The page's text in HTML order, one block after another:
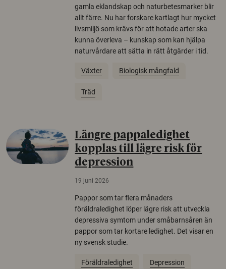
gamla eklandskap och naturbetesmarker blir
allt färre. Nu har forskare kartlagt hur mycket
livsmiljö som krävs för att hotade arter ska
kunna överleva – kunskap som kan hjälpa
naturvårdare att sätta in rätt åtgärder i tid.
Växter Biologisk mångfald
Träd
Längre pappaledighet
kopplas till lägre risk för
depression
19 juni 2026
Pappor som tar flera månaders
föräldraledighet löper lägre risk att utveckla
depressiva symtom under småbarnsåren än
pappor som tar kortare ledighet. Det visar en
ny svensk studie.
Föräldraledighet Depression